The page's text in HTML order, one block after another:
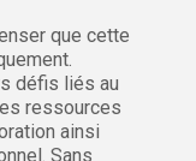
que cette
défis liés au
ressources
ainsi
Sans